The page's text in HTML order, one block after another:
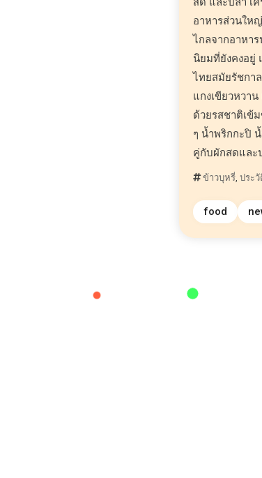
อาหารส่วนให
ไกลจากอาหา
นิยมที่ยังคงอยู่
ไทยสมัยรัชกา
แกงเขียวหวา
ด้วยรสชาติเข้
ๆ น้ำพริกกะปิ
คู่กับผักสดและ
ข้าวบุหรี่ ,ประ
food